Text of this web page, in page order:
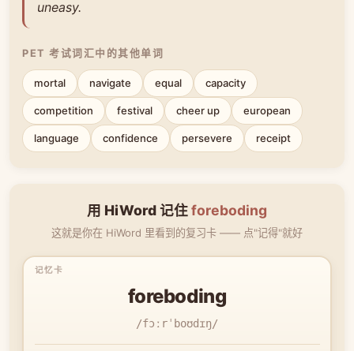
uneasy.
PET 考试词汇中的其他单词
mortal navigate equal capacity
competition festival cheer up european
language confidence persevere receipt
用 HiWord 记住foreboding
这就是你在 HiWord 里看到的复习卡 —— 点"记得"就好
foreboding
/fɔːrˈboʊdɪŋ/